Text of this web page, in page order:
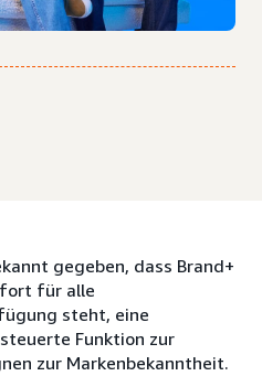
gegeben, dass Brand+
für alle
steht, eine
Funktion zur
zur Markenbekanntheit.